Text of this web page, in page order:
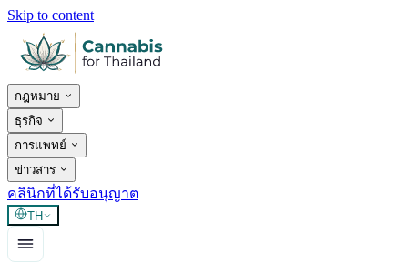
Skip to content
กฎหมาย
ธุรกิจ
การแพทย์
ข่าวสาร
คลินิกที่ได้รับอนุญาต
TH